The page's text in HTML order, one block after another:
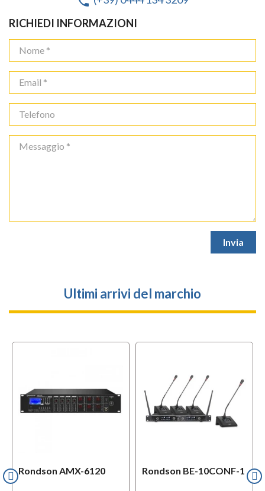
RICHIEDI INFORMAZIONI
Ultimi arrivi del marchio
Rondson AMX-6120 Rondson BE-10CONF-1